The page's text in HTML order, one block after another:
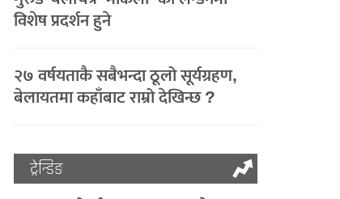
विशेष प्रदर्शन हुने
२७ वर्षयताकै सबैभन्दा ठूलो सूर्यग्रहण,
बेलायतमा कहाँबाट राम्रो देखिन्छ ?
ट्रेन्डिङ